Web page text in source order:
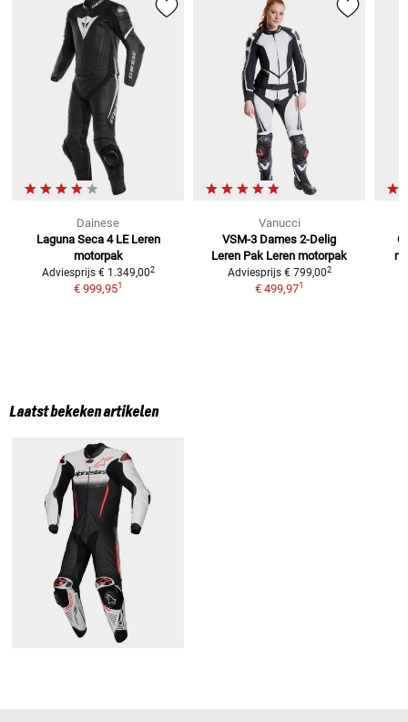
Dainese
Laguna Seca 4 LE Leren
motorpak
Adviesprijs € 1.349,002
€ 999,951
Vanucci
VSM-3 Dames 2-Delig
Leren Pak Leren motorpak
Adviesprijs € 799,002
€ 499,971
Laatst bekeken artikelen